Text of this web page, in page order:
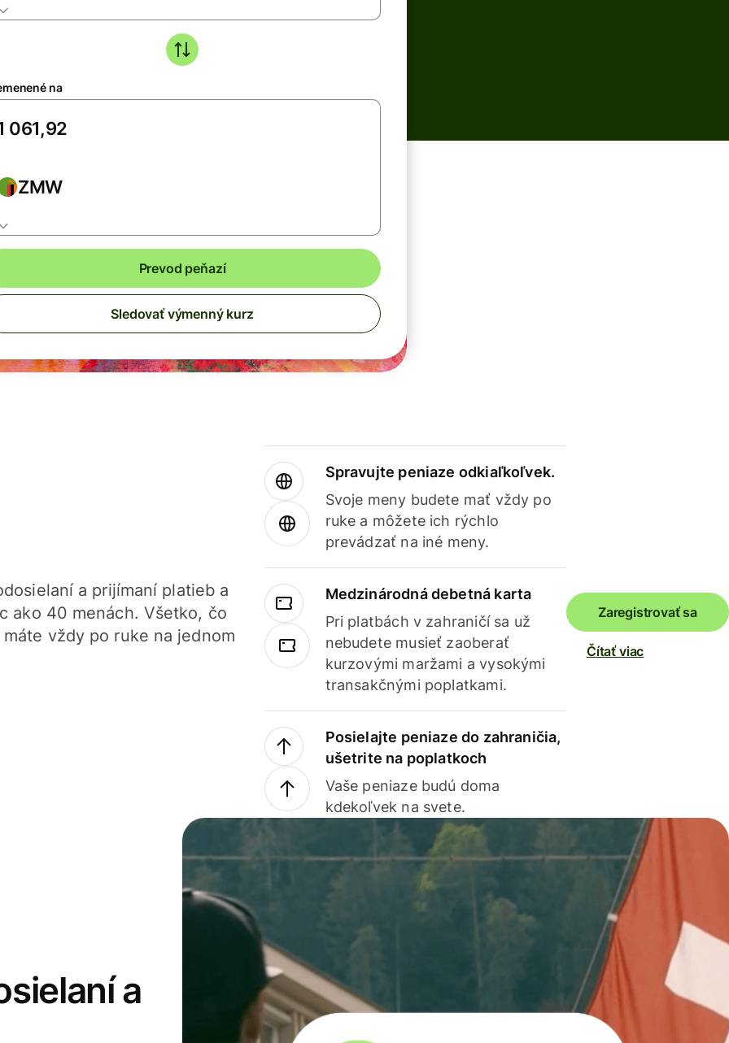
na
ZMW
Prevod peňazí
Sledovať výmenný kurz
a prijímaní platieb a
ako 40 menách. Všetko, čo
vždy po ruke na jednom
Spravujte peniaze odkiaľkoľvek.
Svoje meny budete mať vždy po
ruke a môžete ich rýchlo
prevádzať na iné meny.
Medzinárodná debetná karta
Pri platbách v zahraničí sa už
nebudete musieť zaoberať
kurzovými maržami a vysokými
transakčnými poplatkami.
Posielajte peniaze do zahraničia,
ušetrite na poplatkoch
Vaše peniaze budú doma
kdekoľvek na svete.
Zaregistrovať sa
Čítať viac
a